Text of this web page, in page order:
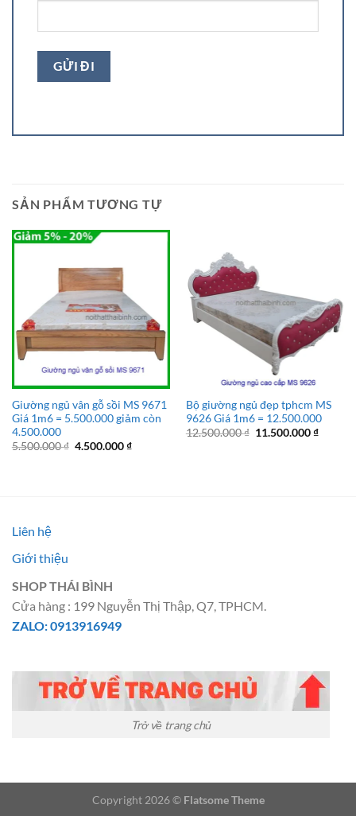
SẢN PHẨM TƯƠNG TỰ
Giường ngủ vân gỗ sồi MS 9671
Giá 1m6 = 5.500.000 giảm còn
4.500.000
5.500.000₫ Giá
4.500.000₫Giá
Bộ giường ngủ đẹp tphcm MS
9626 Giá 1m6 = 12.500.000
12.500.000₫ Giá
11.500.000₫Giá
Liên hệ
Giới thiệu
SHOP THÁI BÌNH
Cửa hàng : 199 Nguyễn Thị Thập, Q7, TPHCM.
ZALO: 0913916949
Trở về trang chủ
Copyright 2026 © Flatsome Theme